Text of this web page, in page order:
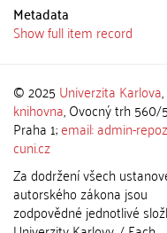
Metadata
Show full item record
© 2025 Univerzita Karlova,
knihovna, Ovocný trh 560/
Praha 1;email: admin-
cuni.cz
Za dodržení všech
autorského zákona jsou
zodpovědné jednotlivé